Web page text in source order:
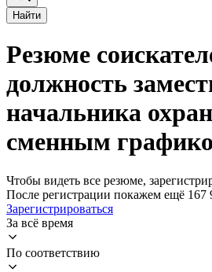
Найти
Резюме
должность
начальника
сменным
Чтобы видеть все резюме,
После регистрации покажем ещё 167
Зарегистрироваться
За всё время
По соответствию